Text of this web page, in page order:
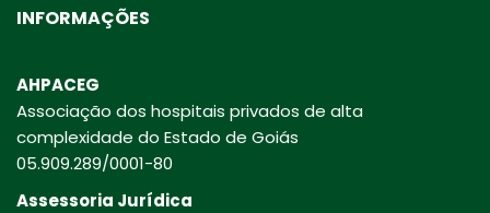
INFORMAÇÕES
AHPACEG
Associação dos hospitais privados de alta
complexidade do Estado de Goiás
05.909.289/0001-80
Assessoria Jurídica